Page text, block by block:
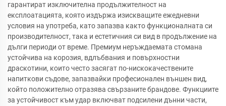
гарантират изключителна продължителност на
експлоатацията, която издържа изискващите ежедневни
условия на употреба, като запазва както функционалната си
производителност, така и естетичния си вид в продължение на
дълги периоди от време. Премиум неръждаемата стомана
устойчива на корозия, вдлъбвания и повърхностни
драскотини, които често засягат по-нискокачествените
напиткови съдове, запазвайки професионален външен вид,
който положително отразява свързаните брандове. Функциите
за устойчивост към удар включват подсилени дънни части,